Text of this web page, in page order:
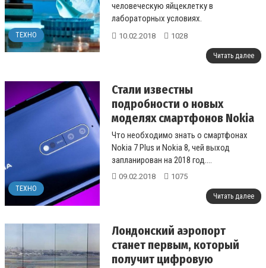
ТЕХНО
человеческую яйцеклетку в
лабораторных условиях.
10.02.2018 1028
Читать далее
ТЕХНО
Стали известны
подробности о новых
моделях смартфонов Nokia
Что необходимо знать о смартфонах
Nokia 7 Plus и Nokia 8, чей выход
запланирован на 2018 год....
09.02.2018 1075
Читать далее
Лондонский аэропорт
станет первым, который
получит цифровую